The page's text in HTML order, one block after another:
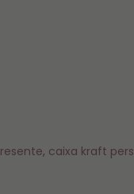
, caixa kraft